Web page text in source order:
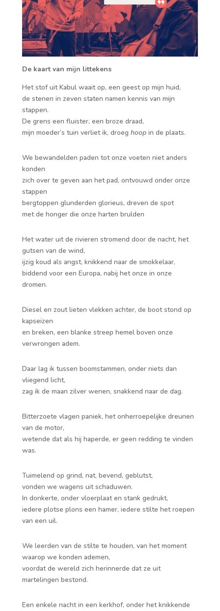
De kaart van mijn littekens
Het stof uit Kabul waait op, een geest op mijn huid,
de stenen in zeven staten namen kennis van mijn
stappen.
De grens een fluister, een broze draad,
mijn moeder’s tuin verliet ik, droeg hoop in de plaats.
We bewandelden paden tot onze voeten niet anders
konden
zich over te geven aan het pad, ontvouwd onder onze
stappen
bergtoppen glunderden glorieus, dreven de spot
met de honger die onze harten brulden
Het water uit de rivieren stromend door de nacht, het
gutsen van de wind,
ijzig koud als angst, knikkend naar de smokkelaar,
biddend voor een Europa, nabij het onze in onze
dromen.
Diesel en zout lieten vlekken achter, de boot stond op
kapseizen
en breken, een blanke streep hemel boven onze
verwrongen adem.
Daar lag ik tussen boomstammen, onder niets dan
vliegend licht,
zag ik de maan zilver wenen, snakkend naar de dag.
Bitterzoete vlagen paniek, het onherroepelijke dreunen
van de motor,
wetende dat als hij haperde, er geen redding te vinden
was.
Tuimelend op grind, nat, bevend, geblutst,
vonden we wagens uit schaduwen.
In donkerte, onder vloerplaat en stank gedrukt,
iedere plotse plons een hamer, iedere stilte het roepen
van een uil.
We leerden van de stilte te houden, van het moment
waarop we konden ademen,
voordat de wereld zich herinnerde dat ze uit
martelingen bestond.
Een enkele nacht in een kerkhof, onder het knikkende